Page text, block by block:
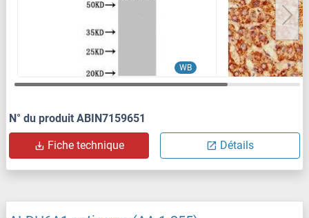
WB
N° du produit ABIN7159651
Fiche technique Détails